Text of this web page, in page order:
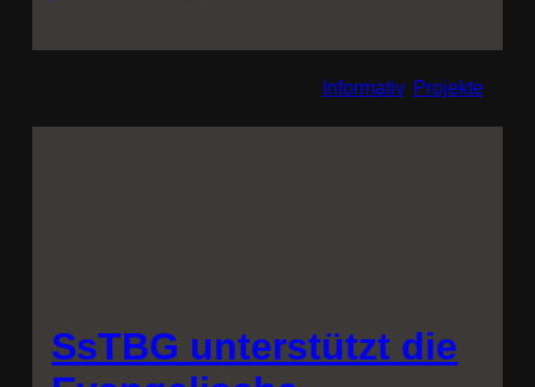
Informativ, Projekte
SsTBG unterstützt die